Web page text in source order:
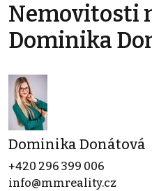
Nemovitosti
Dominika
Dominika Donátová
+420 296 399 006
info@mmreality.cz